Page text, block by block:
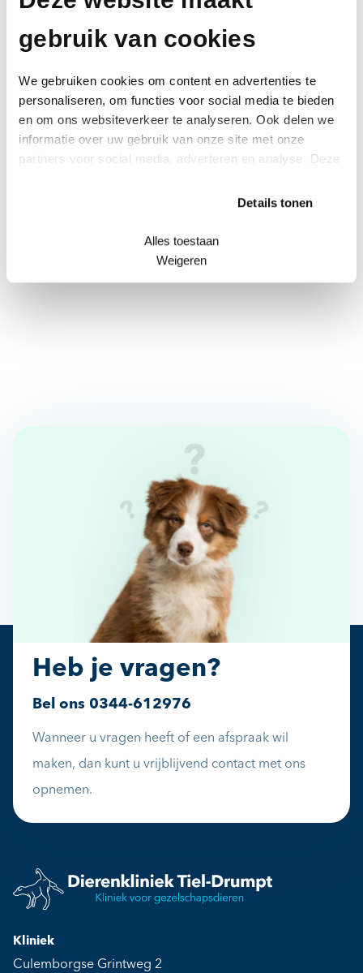
gebruik van cookies
We gebruiken cookies om content en advertenties te
personaliseren, om functies voor social media te bieden
en om ons websiteverkeer te analyseren. Ook delen we
informatie over uw gebruik van onze site met onze
partners voor social media, adverteren en analyse. Deze
informatie die u aan ze heeft verstrekt of die ze hebben
Details tonen
Alles toestaan
Weigeren
S SYNOQUIN®
T Tumil-K
Heb je vragen?
Bel ons 0344-612976
Wanneer u vragen heeft of een afspraak wil
maken, dan kunt u vrijblijvend contact met ons
opnemen.
Kliniek
Culemborgse Grintweg 2